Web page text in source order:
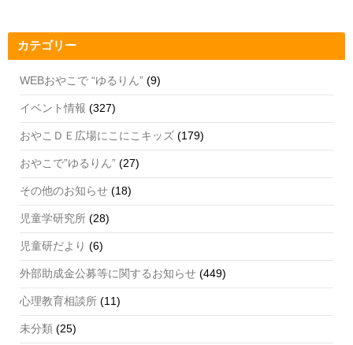
o
k
e
C
h
n
el
カテゴリー
WEBおやこで “ゆるりん” (9)
イベント情報 (327)
おやこＤＥ広場にこにこキッズ (179)
おやこで”ゆるりん” (27)
その他のお知らせ (18)
児童学研究所 (28)
児童研だより (6)
外部助成金公募等に関するお知らせ (449)
心理教育相談所 (11)
未分類 (25)